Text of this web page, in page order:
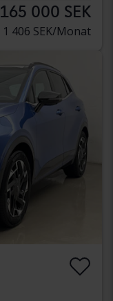
165 000 SEK
1 406 SEK/Monat